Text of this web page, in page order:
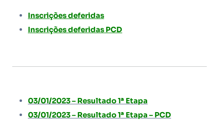
Inscrições deferidas
Inscrições deferidas PCD
03/01/2023 – Resultado 1ª Etapa
03/01/2023 – Resultado 1ª Etapa – PCD